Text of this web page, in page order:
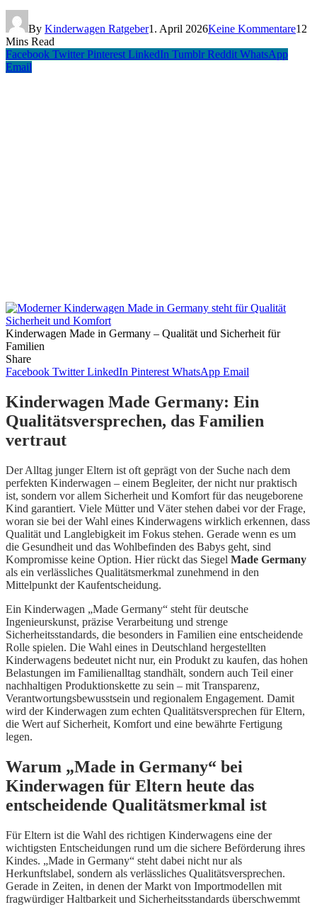
By Kinderwagen Ratgeber1. April 2026Keine Kommentare12
Mins Read
Facebook Twitter Pinterest LinkedIn Tumblr Reddit WhatsApp
Email
Kinderwagen Made in Germany – Qualität und Sicherheit für
Familien
Share
Facebook Twitter LinkedIn Pinterest WhatsApp Email
Kinderwagen Made Germany: Ein
Qualitätsversprechen, das Familien
vertraut
Der Alltag junger Eltern ist oft geprägt von der Suche nach dem
perfekten Kinderwagen – einem Begleiter, der nicht nur praktisch
ist, sondern vor allem Sicherheit und Komfort für das neugeborene
Kind garantiert. Viele Mütter und Väter stehen dabei vor der Frage,
woran sie bei der Wahl eines Kinderwagens wirklich erkennen, dass
Qualität und Langlebigkeit im Fokus stehen. Gerade wenn es um
die Gesundheit und das Wohlbefinden des Babys geht, sind
Kompromisse keine Option. Hier rückt das Siegel Made Germany
als ein verlässliches Qualitätsmerkmal zunehmend in den
Mittelpunkt der Kaufentscheidung.
Ein Kinderwagen „Made Germany“ steht für deutsche
Ingenieurskunst, präzise Verarbeitung und strenge
Sicherheitsstandards, die besonders in Familien eine entscheidende
Rolle spielen. Die Wahl eines in Deutschland hergestellten
Kinderwagens bedeutet nicht nur, ein Produkt zu kaufen, das hohen
Belastungen im Familienalltag standhält, sondern auch Teil einer
nachhaltigen Produktionskette zu sein – mit Transparenz,
Verantwortungsbewusstsein und regionalem Engagement. Damit
wird der Kinderwagen zum echten Qualitätsversprechen für Eltern,
die Wert auf Sicherheit, Komfort und eine bewährte Fertigung
legen.
Warum „Made in Germany“ bei
Kinderwagen für Eltern heute das
entscheidende Qualitätsmerkmal ist
Für Eltern ist die Wahl des richtigen Kinderwagens eine der
wichtigsten Entscheidungen rund um die sichere Beförderung ihres
Kindes. „Made in Germany“ steht dabei nicht nur als
Herkunftslabel, sondern als verlässliches Qualitätsversprechen.
Gerade in Zeiten, in denen der Markt von Importmodellen mit
fragwürdiger Haltbarkeit und Sicherheitsstandards überschwemmt